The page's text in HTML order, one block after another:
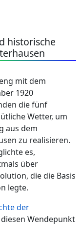
historische
mit dem
1920
die fünf
Wetter, um
aus dem
zu realisieren.
es,
über
die die Basis
legte.
der
diesen Wendepunkt